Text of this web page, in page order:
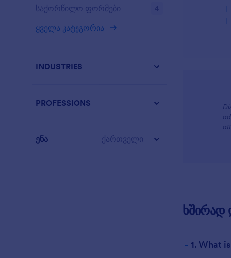
+
+
ხშირად
- 1. What
საქორწილო ფორმები 4
ყველა კატეგორია
INDUSTRIES
PROFESSIONS
ენა ქართველი